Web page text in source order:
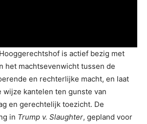
is actief bezig met
het machtsevenwicht tussen de
en rechterlijke macht, en laat
wijze kantelen ten gunste van
en gerechtelijk toezicht. De
in Trump v. Slaughter, gepland voor